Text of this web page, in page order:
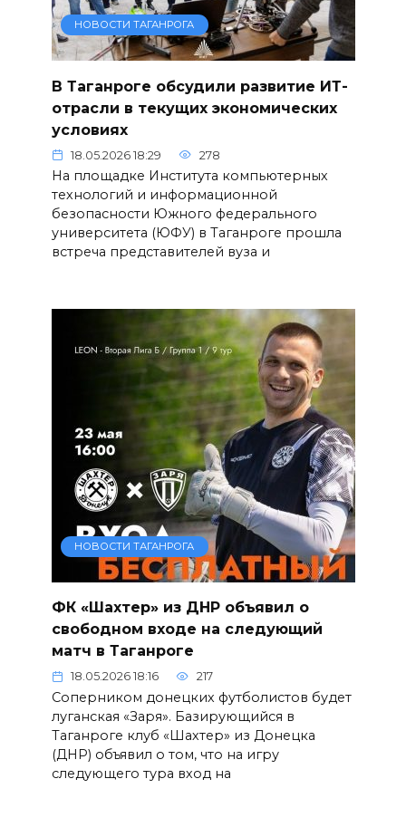
НОВОСТИ ТАГАНРОГА
В Таганроге обсудили развитие ИТ-
отрасли в текущих экономических
условиях
18.05.2026 18:29 278
На площадке Института компьютерных
технологий и информационной
безопасности Южного федерального
университета (ЮФУ) в Таганроге прошла
встреча представителей вуза и
НОВОСТИ ТАГАНРОГА
ФК «Шахтер» из ДНР объявил о
свободном входе на следующий
матч в Таганроге
18.05.2026 18:16 217
Соперником донецких футболистов будет
луганская «Заря». Базирующийся в
Таганроге клуб «Шахтер» из Донецка
(ДНР) объявил о том, что на игру
следующего тура вход на